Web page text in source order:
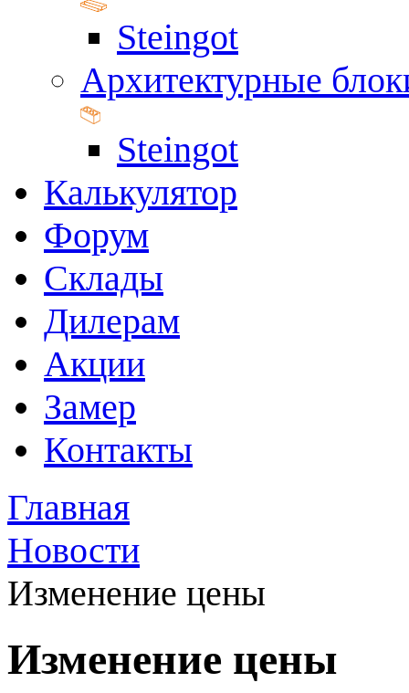
Steingot
Архитектурные
Steingot
Калькулятор
Форум
Склады
Дилерам
Акции
Замер
Контакты
Главная
Новости
Изменение цены
Изменение цены